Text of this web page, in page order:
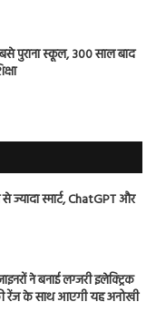
पुराना स्कूल, 300 साल बाद
ज्यादा स्मार्ट, ChatGPT और
ने बनाई लग्जरी इलेक्ट्रिक
रेंज के साथ आएगी यह अनोखी